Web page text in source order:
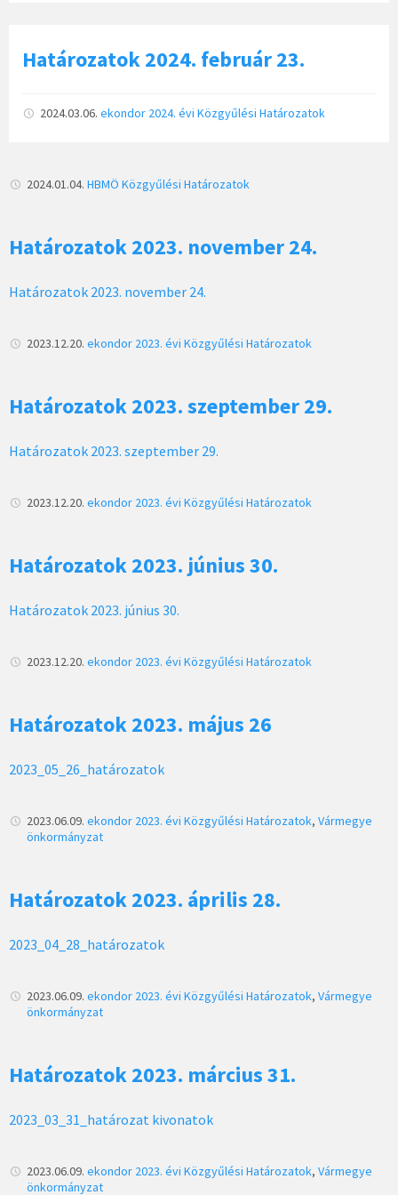
Határozatok 2024. február 23.
2024.03.06. ekondor 2024. évi Közgyűlési Határozatok
2024.01.04. HBMÖ Közgyűlési Határozatok
Határozatok 2023. november 24.
Határozatok 2023. november 24.
2023.12.20. ekondor 2023. évi Közgyűlési Határozatok
Határozatok 2023. szeptember 29.
Határozatok 2023. szeptember 29.
2023.12.20. ekondor 2023. évi Közgyűlési Határozatok
Határozatok 2023. június 30.
Határozatok 2023. június 30.
2023.12.20. ekondor 2023. évi Közgyűlési Határozatok
Határozatok 2023. május 26
2023_05_26_határozatok
2023.06.09. ekondor 2023. évi Közgyűlési Határozatok, Vármegye
önkormányzat
Határozatok 2023. április 28.
2023_04_28_határozatok
2023.06.09. ekondor 2023. évi Közgyűlési Határozatok, Vármegye
önkormányzat
Határozatok 2023. március 31.
2023_03_31_határozat kivonatok
2023.06.09. ekondor 2023. évi Közgyűlési Határozatok, Vármegye
önkormányzat